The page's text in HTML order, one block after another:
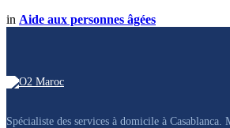
in Aide aux personnes âgées
Spécialiste des services à domicile à Casablanca.